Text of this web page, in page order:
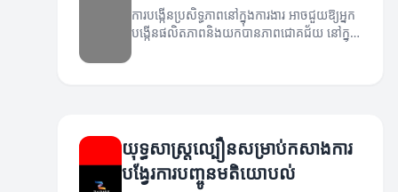
ការបង្កើនប្រសិទ្ធភាពនៅក្នុងការងារ អាចជួយឱ្យអ្នក
បង្កើនផលិតភាពនិងយកបានភាពជោគជ័យ នៅក្នុង
យុទ្ធសាស្ត្រល្បឿនសម្រាប់កសាងការ
បង្វែរការបញ្ចូនមតិយោបល់